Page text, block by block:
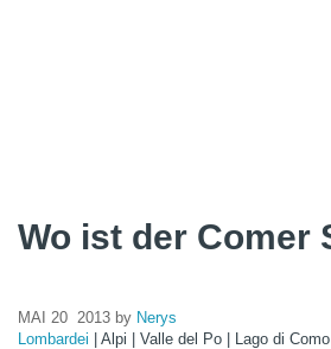
Wo ist der Comer
MAI 20 2013 by Nerys
Lombardei
Alpi Valle del Po Lago di Como